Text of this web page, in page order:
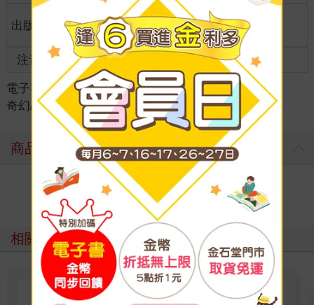
出版地 台灣
適讀年
齡
11~15歲適讀
注音
電子書 ＞ 童書/青少年 ＞ 橋梁書/兒童故事 ＞
奇幻/冒險
商品評價
寫評價
相關主題